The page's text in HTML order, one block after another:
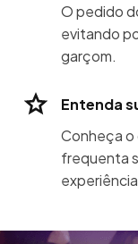
O pedido
evitando
garçom.
Entenda
Conheça
frequenta